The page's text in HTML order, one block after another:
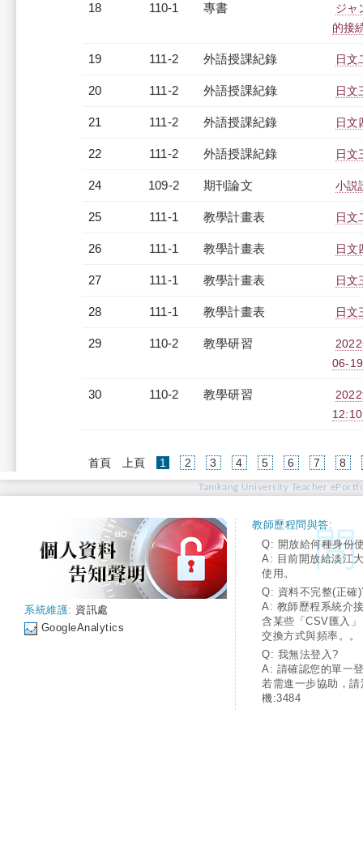
18 110-1 專書
ジャ
的接
19 111-2 外語授課紀錄 日文
20 111-2 外語授課紀錄 日文
21 111-2 外語授課紀錄 日文
22 111-2 外語授課紀錄 日文
24 109-2 期刊論文 小説
25 111-1 教學計畫表 日文
26 111-1 教學計畫表 日文
27 111-1 教學計畫表 日文
28 111-1 教學計畫表 日文
29 110-2 教學研習
06-
30 110-2 教學研習
首頁 上頁 1 (current)
2 3 4 5 6 7 8
Tamkang University Teacher
系統維護: 資訊處
GoogleAnalytics
教師歷程問與答:
Q: 開放給何種身份
A: 目前開放給淡江
使用。
Q: 資料不完整(正確
A: 教師歷程系統介
含某些「CSV匯入
交換方式與頻率。。
Q: 我無法登入?
A: 請確認您的單一
若需進一步協助，
機:3484